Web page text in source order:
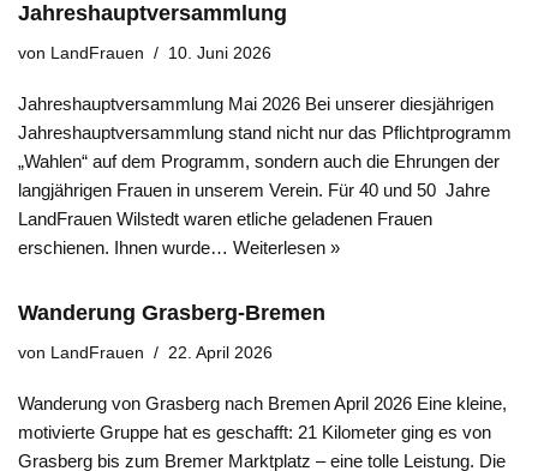
Jahreshauptversammlung
von LandFrauen 10. Juni 2026
Jahreshauptversammlung Mai 2026 Bei unserer diesjährigen
Jahreshauptversammlung stand nicht nur das Pflichtprogramm
„Wahlen“ auf dem Programm, sondern auch die Ehrungen der
langjährigen Frauen in unserem Verein. Für 40 und 50 Jahre
LandFrauen Wilstedt waren etliche geladenen Frauen
erschienen. Ihnen wurde… Weiterlesen »
Wanderung Grasberg-Bremen
von LandFrauen 22. April 2026
Wanderung von Grasberg nach Bremen April 2026 Eine kleine,
motivierte Gruppe hat es geschafft: 21 Kilometer ging es von
Grasberg bis zum Bremer Marktplatz – eine tolle Leistung. Die